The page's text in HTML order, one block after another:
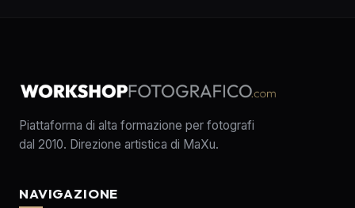
Piattaforma di alta formazione per fotografi
dal 2010. Direzione artistica di MaXu.
NAVIGAZIONE